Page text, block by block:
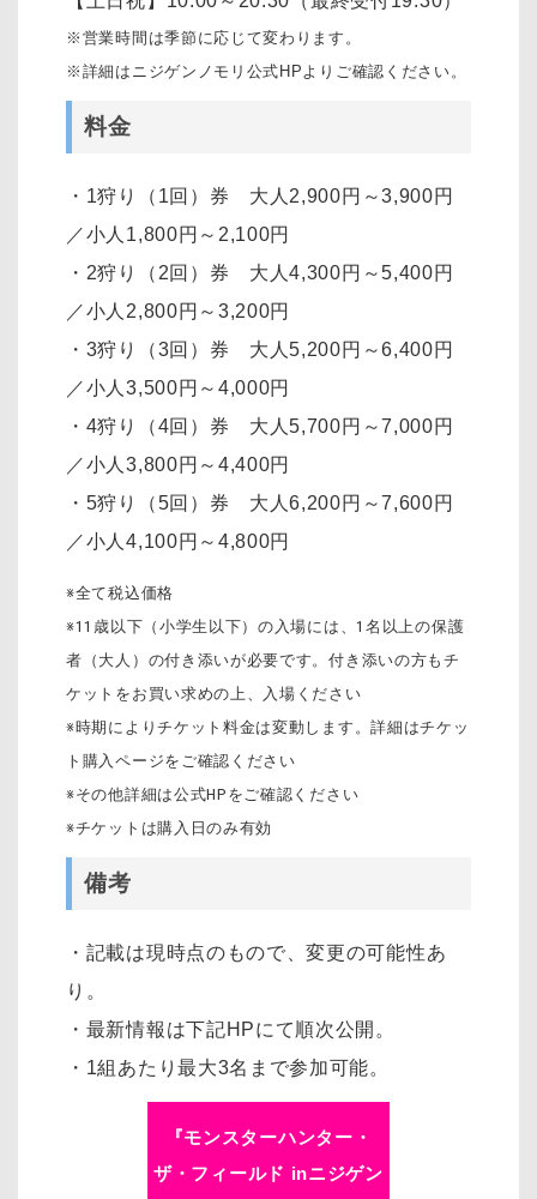
※営業時間は季節に応じて変わります。
※詳細はニジゲンノモリ公式HPよりご確認ください。
料金
・1狩り（1回）券 大人2,900円～3,900円
／小人1,800円～2,100円
・2狩り（2回）券 大人4,300円～5,400円
／小人2,800円～3,200円
・3狩り（3回）券 大人5,200円～6,400円
／小人3,500円～4,000円
・4狩り（4回）券 大人5,700円～7,000円
／小人3,800円～4,400円
・5狩り（5回）券 大人6,200円～7,600円
／小人4,100円～4,800円
※全て税込価格
※11歳以下（小学生以下）の入場には、1名以上の保護
者（大人）の付き添いが必要です。付き添いの方もチ
ケットをお買い求めの上、入場ください
※時期によりチケット料金は変動します。詳細はチケッ
ト購入ページをご確認ください
※その他詳細は公式HPをご確認ください
※チケットは購入日のみ有効
備考
・記載は現時点のもので、変更の可能性あ
り。
・最新情報は下記HPにて順次公開。
・1組あたり最大3名まで参加可能。
『モンスターハンター・
ザ・フィールド inニジゲン